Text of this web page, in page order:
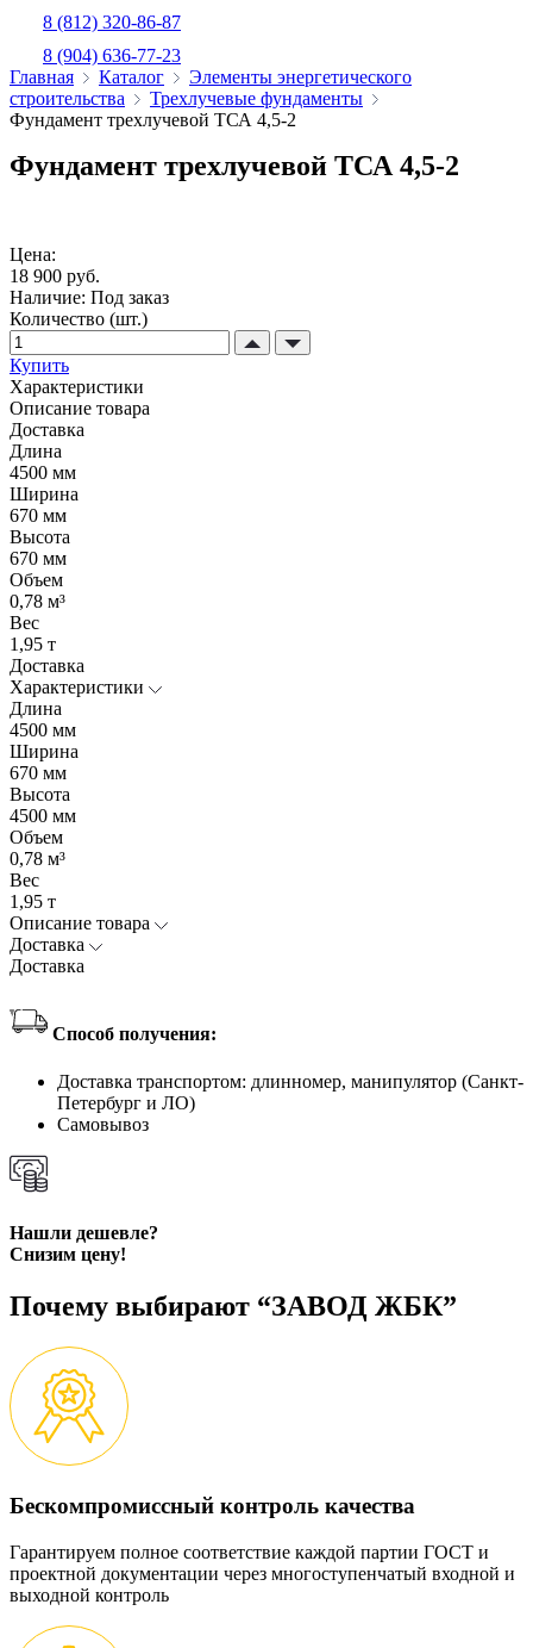
8 (812) 320-86-87
8 (904) 636-77-23
Главная
Каталог
Элементы энергетического
строительства
Трехлучевые фундаменты
Фундамент трехлучевой ТСА 4,5-2
Фундамент трехлучевой ТСА 4,5-2
Цена:
18 900 руб.
Наличие: Под заказ
Количество (шт.)
Купить
Характеристики
Описание товара
Доставка
Длина
4500 мм
Ширина
670 мм
Высота
670 мм
Объем
0,78 м³
Вес
1,95 т
Доставка
Характеристики
Длина
4500 мм
Ширина
670 мм
Высота
4500 мм
Объем
0,78 м³
Вес
1,95 т
Описание товара
Доставка
Доставка
Способ получения:
Доставка транспортом: длинномер, манипулятор (Санкт-
Петербург и ЛО)
Самовывоз
Нашли дешевле?
Снизим цену!
Почему выбирают “ЗАВОД ЖБК”
Бескомпромиссный контроль качества
Гарантируем полное соответствие каждой партии ГОСТ и
проектной документации через многоступенчатый входной и
выходной контроль